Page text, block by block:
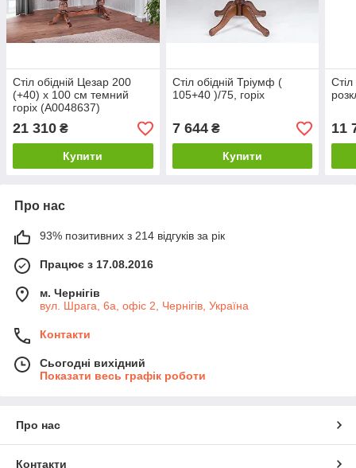
Стіл обідній Цезар 200
(+40) х 100 см темний
горіх (А0048637)
21 310 ₴
Купити
Стіл обідній Тріумф (
105+40 )/75, горіх
7 644₴
Купити
11
Про нас
93% позитивних з 214 відгуків за рік
Працює з 17.08.2016
м. Чернігів
вул. Шрага, 6а, офіс 2, Чернігів, Україна
Контакти
Сьогодні вихідний
Показати весь графік роботи
Про нас
Контакти